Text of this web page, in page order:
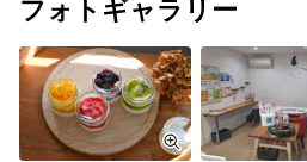
フォトギャラリー